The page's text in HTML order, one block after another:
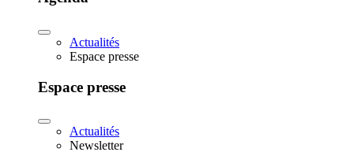
Actualités
Espace presse
Espace presse
Actualités
Newsletter